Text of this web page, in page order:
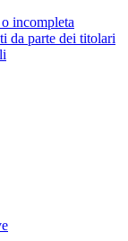
incompleta
da parte dei titolari